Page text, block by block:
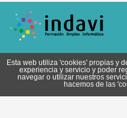
Esta web utiliza 'cookies' propias y
experiencia y servicio y poder
navegar o utilizar nuestros
hacemos de las